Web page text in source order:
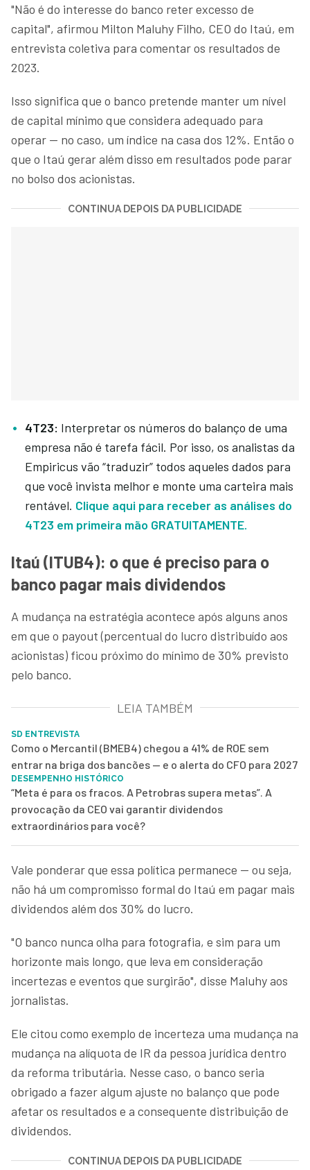
"Não é do interesse do banco reter excesso de
capital", afirmou Milton Maluhy Filho, CEO do Itaú, em
entrevista coletiva para comentar os resultados de
2023.
Isso significa que o banco pretende manter um nível
de capital mínimo que considera adequado para
operar — no caso, um índice na casa dos 12%. Então o
que o Itaú gerar além disso em resultados pode parar
no bolso dos acionistas.
CONTINUA DEPOIS DA PUBLICIDADE
4T23: Interpretar os números do balanço de uma
empresa não é tarefa fácil. Por isso, os analistas da
Empiricus vão “traduzir” todos aqueles dados para
que você invista melhor e monte uma carteira mais
rentável. Clique aqui para receber as análises do
4T23 em primeira mão GRATUITAMENTE.
Itaú (ITUB4): o que é preciso para o
banco pagar mais dividendos
A mudança na estratégia acontece após alguns anos
em que o payout (percentual do lucro distribuído aos
acionistas) ficou próximo do mínimo de 30% previsto
pelo banco.
LEIA TAMBÉM
SD ENTREVISTA
Como o Mercantil (BMEB4) chegou a 41% de ROE sem
entrar na briga dos bancões — e o alerta do CFO para 2027
DESEMPENHO HISTÓRICO
“Meta é para os fracos. A Petrobras supera metas”. A
provocação da CEO vai garantir dividendos
extraordinários para você?
Vale ponderar que essa política permanece — ou seja,
não há um compromisso formal do Itaú em pagar mais
dividendos além dos 30% do lucro.
"O banco nunca olha para fotografia, e sim para um
horizonte mais longo, que leva em consideração
incertezas e eventos que surgirão", disse Maluhy aos
jornalistas.
Ele citou como exemplo de incerteza uma mudança na
mudança na alíquota de IR da pessoa jurídica dentro
da reforma tributária. Nesse caso, o banco seria
obrigado a fazer algum ajuste no balanço que pode
afetar os resultados e a consequente distribuição de
dividendos.
CONTINUA DEPOIS DA PUBLICIDADE